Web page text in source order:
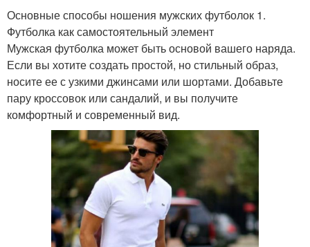
Основные способы ношения мужских футболок 1.
Футболка как самостоятельный элемент
Мужская футболка может быть основой вашего наряда.
Если вы хотите создать простой, но стильный образ,
носите ее с узкими джинсами или шортами. Добавьте
пару кроссовок или сандалий, и вы получите
комфортный и современный вид.